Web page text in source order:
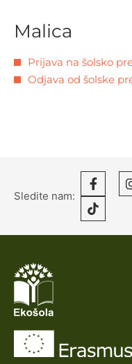
Malica
Prijava na šolsko
Odjava od šolske
Sledite nam: